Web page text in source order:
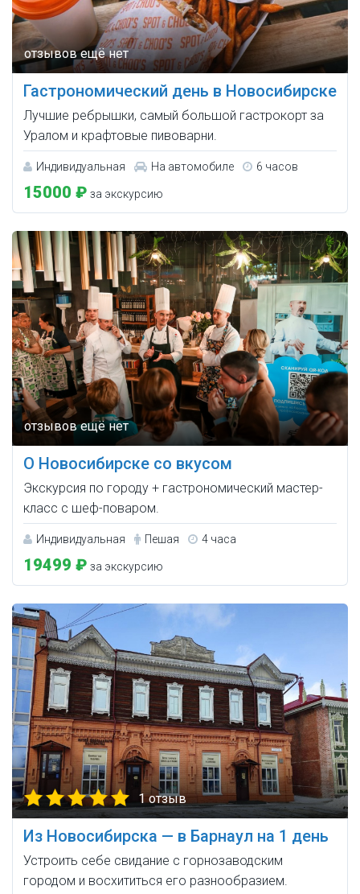
Гастрономический день в Новосибирске
Лучшие ребрышки, самый большой гастрокорт за
Уралом и крафтовые пивоварни.
Индивидуальная На автомобиле 6 часов
15000 ₽ за экскурсию
О Новосибирске со вкусом
Экскурсия по городу + гастрономический мастер-
класс с шеф-поваром.
Индивидуальная Пешая 4 часа
19499 ₽ за экскурсию
1 отзыв
Из Новосибирска — в Барнаул на 1 день
Устроить себе свидание с горнозаводским
городом и восхититься его разнообразием.